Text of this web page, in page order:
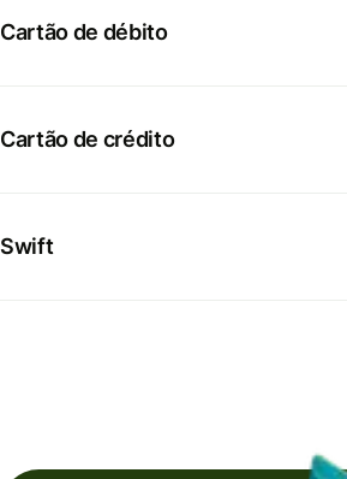
Cartão de débito
Cartão de crédito
Swift